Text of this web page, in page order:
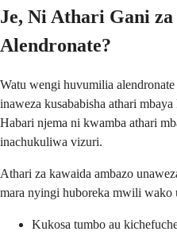
Je, Ni Athari Gani za
Alendronate?
Watu wengi huvumilia
inaweza kusababisha athari
Habari njema ni kwamba athari
inachukuliwa vizuri.
Athari za kawaida ambazo
mara nyingi huboreka mwili wako
Kukosa tumbo au